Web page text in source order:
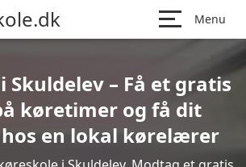
Menu
Skuldelev – Få et gratis
køretimer og få dit
en lokal kørelærer